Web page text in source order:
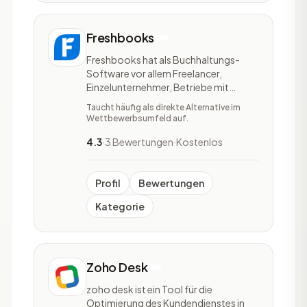
Freshbooks
Freshbooks hat als Buchhaltungs-
Software vor allem Freelancer,
Einzelunternehmer, Betriebe mit
Angestellten und Unternehmen mit
vielen externen Partnern im Fokus. Um
Teams und ihre Kunden, bietet
umfangreiches Rechnungs-, Ausga
Taucht häufig als direkte Alternative im
Wettbewerbsumfeld auf.
4.3·3 Bewertungen·Kostenlos
Profil
Bewertungen
Kategorie
Zoho Desk
zoho desk ist ein Tool für die
Optimierung des Kundendienstes in